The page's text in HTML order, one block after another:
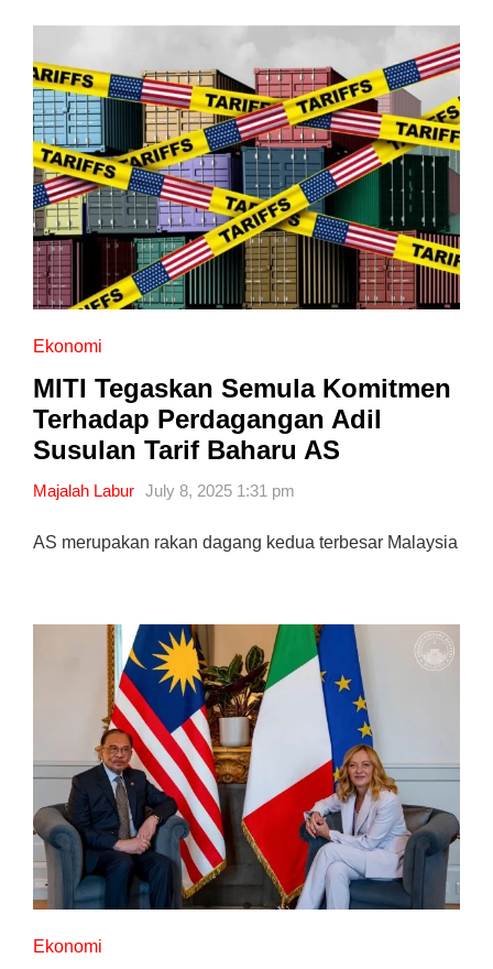
Ekonomi
MITI Tegaskan Semula Komitmen
Terhadap Perdagangan Adil
Susulan Tarif Baharu AS
Majalah Labur July 8, 2025 1:31 pm
AS merupakan rakan dagang kedua terbesar Malaysia
Ekonomi